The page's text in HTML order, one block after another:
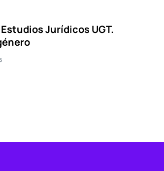
Jurídicos UGT.